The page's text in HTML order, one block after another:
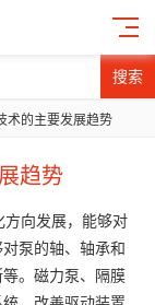
搜索
术的主要发展趋势
趋势
向发展，能够对
泵的轴、轴承和
。磁力泵、隔膜